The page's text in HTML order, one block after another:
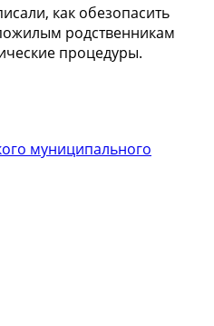
как обезопасить
родственникам
процедуры.
муниципального